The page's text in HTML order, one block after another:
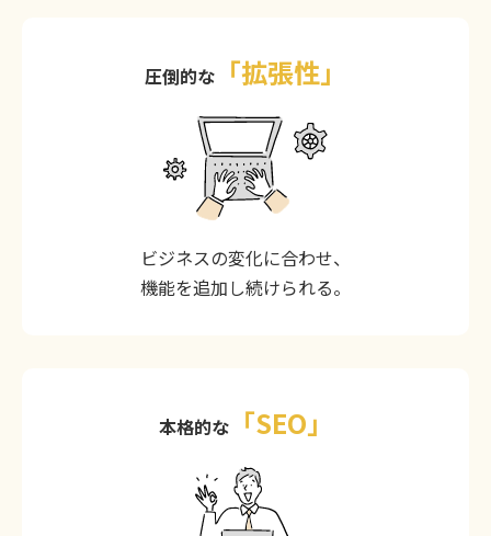
圧倒的な 「拡張性」
ビジネスの変化に合わせ、
機能を追加し続けられる。
本格的な「SEO」